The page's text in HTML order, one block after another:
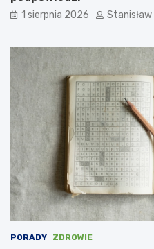
1 sierpnia 2026 Stanisław
PORADY ZDROWIE